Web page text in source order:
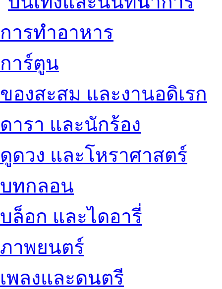
การทำอาหาร
การ์ตูน
ของสะสม และงานอดิเรก
ดารา และนักร้อง
ดูดวง และโหราศาสตร์
บทกลอน
บล็อก และไดอารี่
ภาพยนตร์
เพลงและดนตรี